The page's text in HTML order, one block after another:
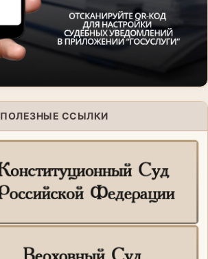
ПОЛЕЗНЫЕ ССЫЛКИ